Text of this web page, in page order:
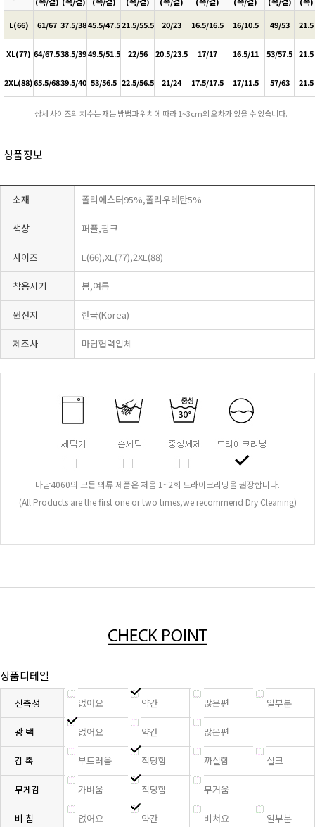
L(66) 61/67 37.5/3845.5/47.521.5/55.5 20/23 16.5/16.5 16/10.5 49/53 21.5
XL(77) 64/67.538.5/3949.5/51.5 22/56 20.5/23.5 17/17 16.5/11 53/57.5 21.5
2XL(88)65.5/6839.5/40 53/56.5 22.5/56.5 21/24 17.5/17.5 17/11.5 57/63 21.5
상세 사이즈의 치수는 재는 방법과 위치에 따라 1~3cm의 오차가 있을 수 있습니다.
상품정보
소재 폴리에스터95%,폴리우레탄5%
색상 퍼플,핑크
사이즈 L(66),XL(77),2XL(88)
착용시기 봄,여름
원산지 한국(Korea)
제조사 마담협력업체
마담4060의 모든 의류 제품은 처음 1~2회 드라이크리닝을 권장합니다.
(All Products are the first one or two times,we recommend Dry Cleaning)
상품디테일
신축성 없어요 약간 많은편 일부분
광 택 없어요 약간 많은편
감 촉 부드러움 적당함 까실함 실크
무게감 가벼움 적당함 무거움
비 침 없어요 약간 비쳐요 일부분